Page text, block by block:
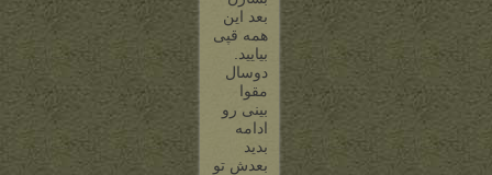
بعد این
همه قپی
بیایید.
دوسال
مقوا
بینی رو
ادامه
بدید
بعدش تو